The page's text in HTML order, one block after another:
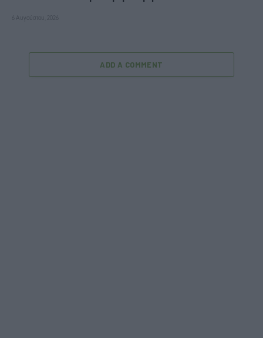
6 Αυγούστου, 2026
ADD A COMMENT